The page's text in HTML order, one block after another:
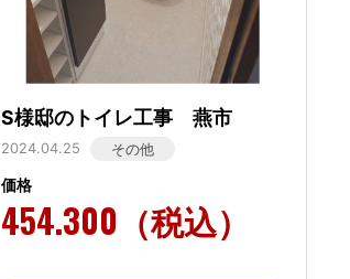
S様邸のトイレ工事 燕市
2024.04.25 その他
価格
454.300（税込）